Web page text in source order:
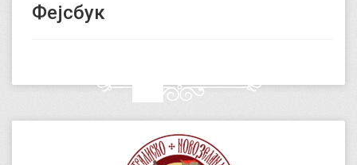
Фејсбук